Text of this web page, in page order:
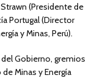
(Presidente de
Portugal (Director
y Minas, Perú).
Gobierno, gremios
Minas y Energía